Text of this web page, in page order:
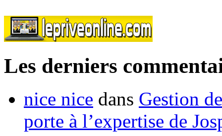
Les derniers
nice nice dans Gestion
porte à l’expertise de